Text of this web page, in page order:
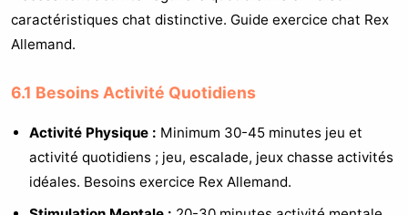
caractéristiques chat distinctive. Guide exercice chat Rex
Allemand.
6.1 Besoins Activité Quotidiens
Activité Physique : Minimum 30-45 minutes jeu et
activité quotidiens ; jeu, escalade, jeux chasse activités
idéales. Besoins exercice Rex Allemand.